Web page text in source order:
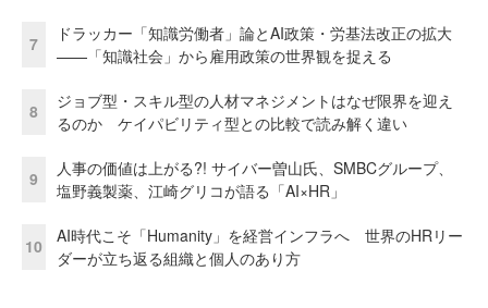
7
ドラッカー「知識労働者」論とAI政策・労基法改正の拡大
——「知識社会」から雇用政策の世界観を捉える
8
ジョブ型・スキル型の人材マネジメントはなぜ限界を迎え
るのか ケイパビリティ型との比較で読み解く違い
9
人事の価値は上がる?! サイバー曽山氏、SMBCグループ、
塩野義製薬、江崎グリコが語る「AI×HR」
10
AI時代こそ「Humanity」を経営インフラへ 世界のHRリー
ダーが立ち返る組織と個人のあり方